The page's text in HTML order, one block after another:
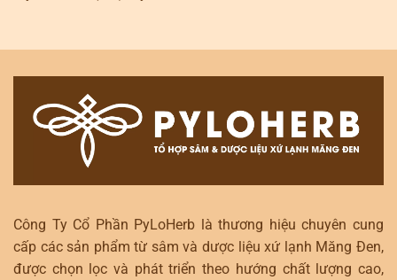
Công Ty Cổ Phần PyLoHerb là thương hiệu chuyên cung
cấp các sản phẩm từ sâm và dược liệu xứ lạnh Măng Đen,
được chọn lọc và phát triển theo hướng chất lượng cao,